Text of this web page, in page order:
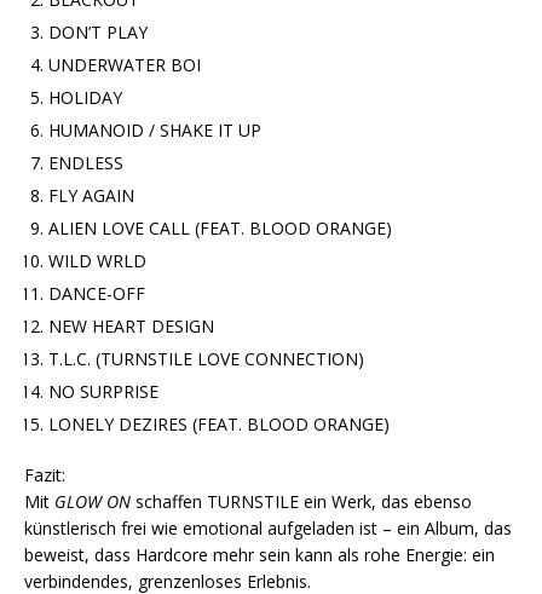
DON’T PLAY
UNDERWATER BOI
HOLIDAY
HUMANOID / SHAKE IT UP
ENDLESS
FLY AGAIN
ALIEN LOVE CALL (FEAT. BLOOD ORANGE)
WILD WRLD
DANCE-OFF
NEW HEART DESIGN
T.L.C. (TURNSTILE LOVE CONNECTION)
NO SURPRISE
LONELY DEZIRES (FEAT. BLOOD ORANGE)
Fazit:
Mit GLOW ON schaffen TURNSTILE ein Werk, das ebenso
künstlerisch frei wie emotional aufgeladen ist – ein Album, das
beweist, dass Hardcore mehr sein kann als rohe Energie: ein
verbindendes, grenzenloses Erlebnis.